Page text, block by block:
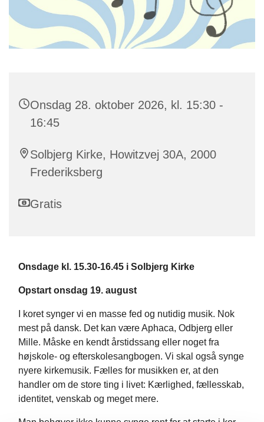
Onsdag 28. oktober 2026, kl. 15:30 -
16:45
Solbjerg Kirke, Howitzvej 30A, 2000
Frederiksberg
Gratis
Onsdage kl. 15.30-16.45 i Solbjerg Kirke
Opstart onsdag 19. august
I koret synger vi en masse fed og nutidig musik. Nok
mest på dansk. Det kan være Aphaca, Odbjerg eller
Mille. Måske en kendt årstidssang eller noget fra
højskole- og efterskolesangbogen. Vi skal også synge
nyere kirkemusik. Fælles for musikken er, at den
handler om de store ting i livet: Kærlighed, fællesskab,
identitet, venskab og meget mere.